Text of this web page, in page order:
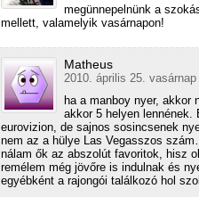
megünnepelnünk a
mellett, valamelyik vasárnapon!
Matheus
2010. április 25.
ha a manboy nyer,
akkor 5 helyen lennének.
eurovizion, de sajnos sosincsenek
nem az a hülye Las Vegasszos
nálam ők az abszolút favoritok, hisz
remélem még jövőre is indulnak és
egyébként a rajongói találkozó hol